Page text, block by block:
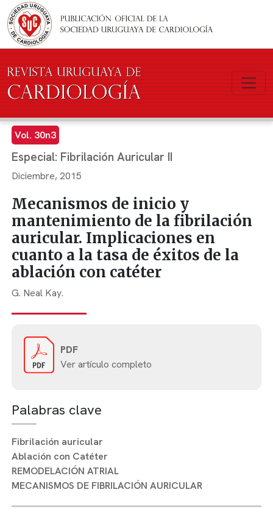
Pasar al contenido principal
Vol. 30n3
Especial: Fibrilación Auricular II
Diciembre, 2015
Mecanismos de inicio y
mantenimiento de la fibrilación
auricular. Implicaciones en
cuanto a la tasa de éxitos de la
ablación con catéter
G. Neal Kay.
PDF
Ver artículo completo
Palabras clave
Fibrilación auricular
Ablación con Catéter
REMODELACIÓN ATRIAL
MECANISMOS DE FIBRILACIÓN AURICULAR